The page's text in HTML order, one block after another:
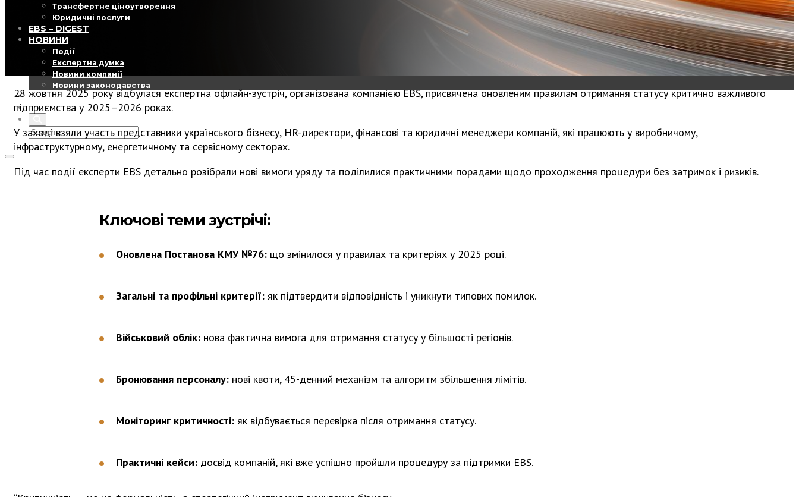
Трансфертне ціноутворення
Юридичні послуги
EBS – DIGEST
НОВИНИ
Події
Експертна думка
Новини компанії
Новини законодавства
КОНТАКТИ
UA
28 жовтня 2025 року відбулася експертна офлайн-зустріч, організована компанією EBS, присвячена оновленим правилам отримання статусу критично важливого
підприємства у 2025–2026 роках.
У заході взяли участь представники українського бізнесу, HR-директори, фінансові та юридичні менеджери компаній, які працюють у виробничому,
інфраструктурному, енергетичному та сервісному секторах.
Під час події експерти EBS детально розібрали нові вимоги уряду та поділилися практичними порадами щодо проходження процедури без затримок і ризиків.
Ключові теми зустрічі:
Оновлена Постанова КМУ №76: що змінилося у правилах та критеріях у 2025 році.
Загальні та профільні критерії: як підтвердити відповідність і уникнути типових помилок.
Військовий облік: нова фактична вимога для отримання статусу у більшості регіонів.
Бронювання персоналу: нові квоти, 45-денний механізм та алгоритм збільшення лімітів.
Моніторинг критичності: як відбувається перевірка після отримання статусу.
Практичні кейси: досвід компаній, які вже успішно пройшли процедуру за підтримки EBS.